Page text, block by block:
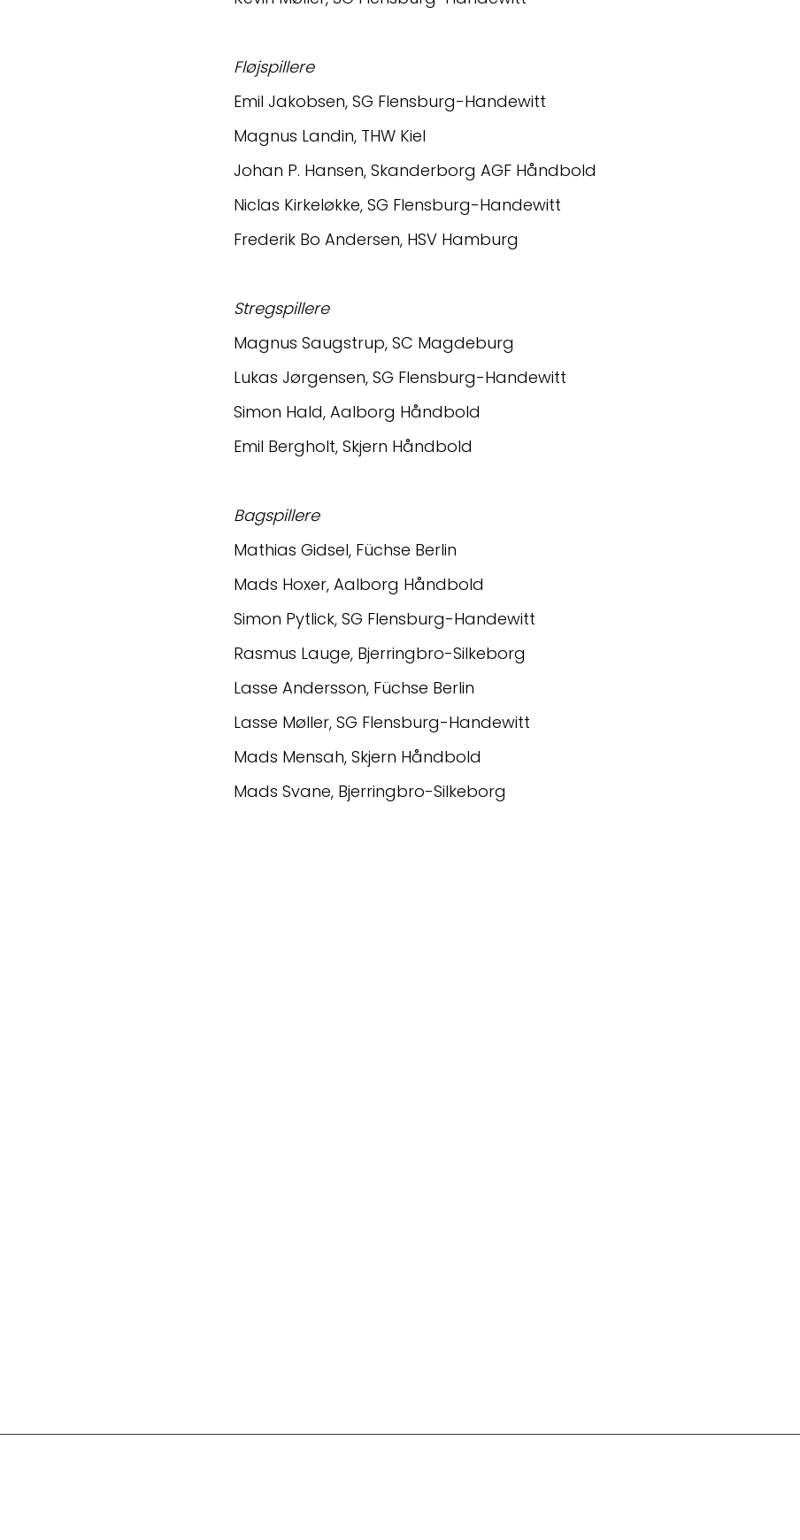
Fløjspillere
Emil Jakobsen, SG Flensburg-Handewitt
Magnus Landin, THW Kiel
Johan P. Hansen, Skanderborg AGF Håndbold
Niclas Kirkeløkke, SG Flensburg-Handewitt
Frederik Bo Andersen, HSV Hamburg
Stregspillere
Magnus Saugstrup, SC Magdeburg
Lukas Jørgensen, SG Flensburg-Handewitt
Simon Hald, Aalborg Håndbold
Emil Bergholt, Skjern Håndbold
Bagspillere
Mathias Gidsel, Füchse Berlin
Mads Hoxer, Aalborg Håndbold
Simon Pytlick, SG Flensburg-Handewitt
Rasmus Lauge, Bjerringbro-Silkeborg
Lasse Andersson, Füchse Berlin
Lasse Møller, SG Flensburg-Handewitt
Mads Mensah, Skjern Håndbold
Mads Svane, Bjerringbro-Silkeborg